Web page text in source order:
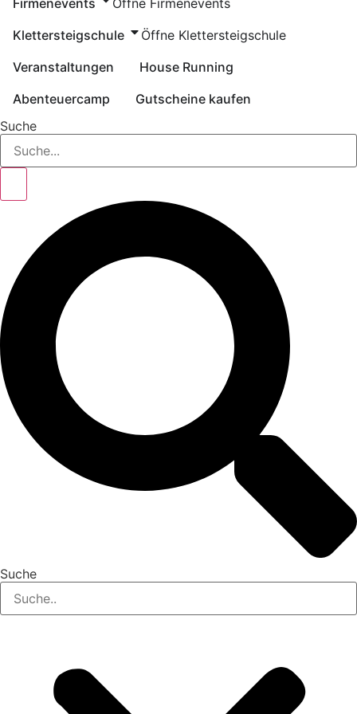
Klettersteigschule
Öffne Klettersteigschule
Veranstaltungen
House Running
Abenteuercamp
Gutscheine kaufen
Suche
Suche